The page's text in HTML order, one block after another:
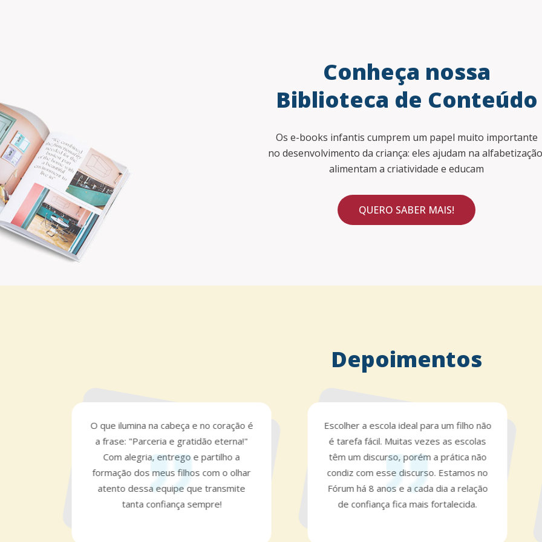
Conheça nossa
Biblioteca de Conteúdo
Os e-books infantis cumprem um papel muito importante
no desenvolvimento da criança: eles ajudam na
alimentam a criatividade e educam
QUERO SABER MAIS!
Depoimentos
O que ilumina na cabeça e no coração é
a frase: "Parceria e gratidão eterna!"
Com alegria, entrego e partilho a
formação dos meus filhos com o olhar
atento dessa equipe que transmite
tanta confiança sempre!
Escolher a escola ideal para um filho não
é tarefa fácil. Muitas vezes as escolas
têm um discurso, porém a prática não
condiz com esse discurso. Estamos no
Fórum há 8 anos e a cada dia a relação
de confiança fica mais fortalecida.